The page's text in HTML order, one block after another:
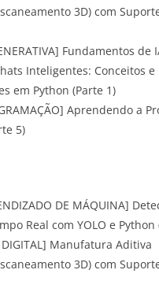
3D) com
Fundamentos de
Inteligentes: Conceitos e
em Python (Parte 1)
Aprendendo a
5)
DE MÁQUINA]
Real com YOLO e Python
DIGITAL] Manufatura Aditiva
3D) com